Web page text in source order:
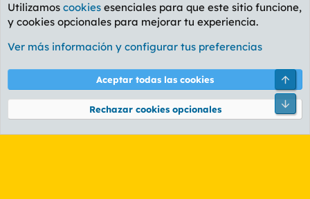
Foro General
Cookies
PL OLDSTYLE AMARILLO
Términos y reglas Política de privacidad Ayuda
Community platform by XenForo® © 2010-2026 XenForo Ltd.
Utilizamos cookies esenciales para que este sitio funcione,
y cookies opcionales para mejorar tu experiencia.
Ver más información y configurar tus preferencias
Aceptar todas las cookies
Rechazar cookies opcionales
Pie